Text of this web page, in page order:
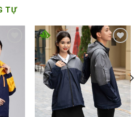
TỰ
Add to
Wishlist
Add to
Wishlist